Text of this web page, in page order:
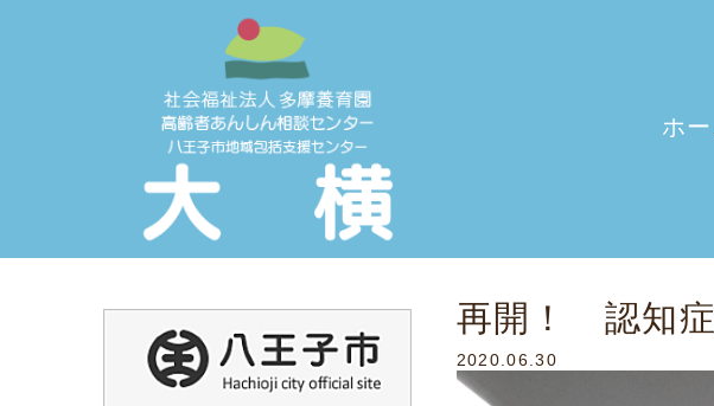
ホ
再開！ 認知
2020.06.30